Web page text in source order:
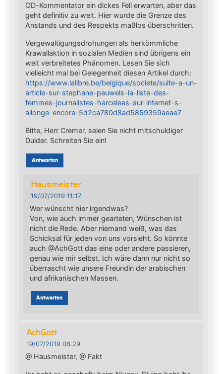
OD-Kommentator ein dickes Fell erwarten, aber das
geht definitiv zu weit. Hier wurde die Grenze des
Anstands und des Respekts maßlos überschritten.
Vergewaltigungsdrohungen als herkömmliche
Krawallaktion in sozialen Medien sind übrigens ein
weit verbreitetes Phänomen. Lesen Sie sich
vielleicht mal bei Gelegenheit diesen Artikel durch:
https://www.lalibre.be/belgique/societe/suite-a-un-
article-sur-stephane-pauwels-la-liste-des-
femmes-journalistes-harcelees-sur-internet-s-
allonge-encore-5d2ca780d8ad5859359aeae7
Bitte, Herr Cremer, seien Sie nicht mitschuldiger
Dulder. Schreiten Sie ein!
Antworten
Hausmeister
19/07/2019 11:17
Wer wünscht hier irgendwas?
Von, wie auch immer gearteten, Wünschen ist
nicht die Rede. Aber niemand weiß, was das
Schicksal für jeden von uns vorsieht. So könnte
auch @AchGott das eine oder andere passieren,
genau wie mir selbst. Ich wäre dann nur nicht so
überrascht wie unsere Freundin der arabischen
und afrikanischen Massen.
Antworten
AchGott
19/07/2019 08:29
@ Hausmeister, @ Fakt